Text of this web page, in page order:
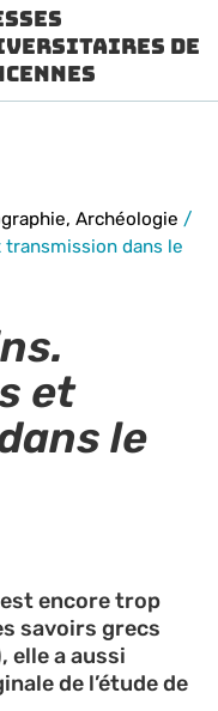
de
Archéologie /
transmission dans le
et
le
encore trop
savoirs grecs
elle a aussi
de l’étude de